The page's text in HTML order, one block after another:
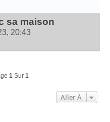
sa maison
20:43
1Sur 1
Aller À